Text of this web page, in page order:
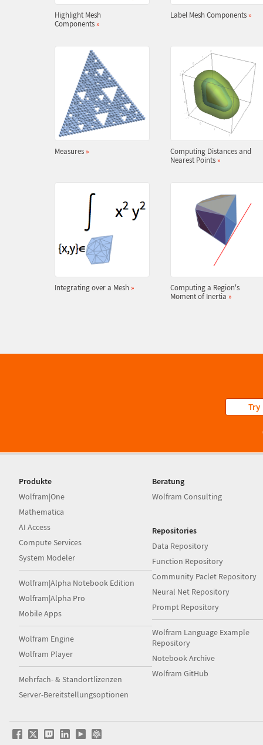
Highlight Mesh
Components »
Label Mesh Components »
Measures »
Computing Distances and
Nearest Points »
Integrating over a Mesh »
Computing a Region's
Moment of Inertia »
Try
Produkte
Wolfram|One
Mathematica
AI Access
Compute Services
System Modeler
Wolfram|Alpha Notebook Edition
Wolfram|Alpha Pro
Mobile Apps
Wolfram Engine
Wolfram Player
Mehrfach- & Standortlizenzen
Server-Bereitstellungsoptionen
Beratung
Wolfram Consulting
Repositories
Data Repository
Function Repository
Community Paclet Repository
Neural Net Repository
Prompt Repository
Wolfram Language Example
Repository
Notebook Archive
Wolfram GitHub